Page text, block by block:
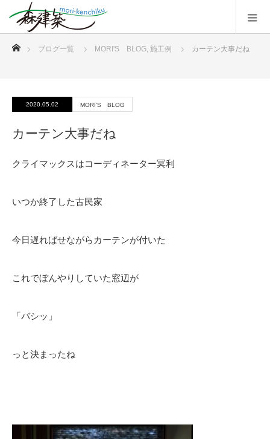
ブログ一覧 MORI'S BLOG, 施工例 カーテン大事だね
2020.05.02 MORI'S BLOG
カーテン大事だね
クライマックスはコーディネーター冥利
いつか終了した古民家
今日遅ればせながらカーテンが付いた
これでぼんやりしていた窓辺が
「バシッ」
っと決まったね